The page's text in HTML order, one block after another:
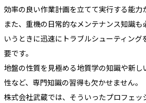
効率の良い作業計画を立てて実行する能力
また、重機の日常的なメンテナンス知識も
いうときに迅速にトラブルシューティング
要です。
地盤の性質を見極める地質学の知識や新し
性など、専門知識の習得も欠かせません。
株式会社武蔵では、そういったプロフェッ